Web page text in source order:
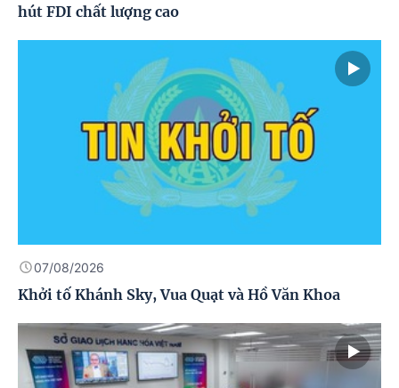
hút FDI chất lượng cao
07/08/2026
Khởi tố Khánh Sky, Vua Quạt và Hồ Văn Khoa